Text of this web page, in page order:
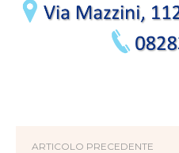
ARTICOLO PRECEDENTE